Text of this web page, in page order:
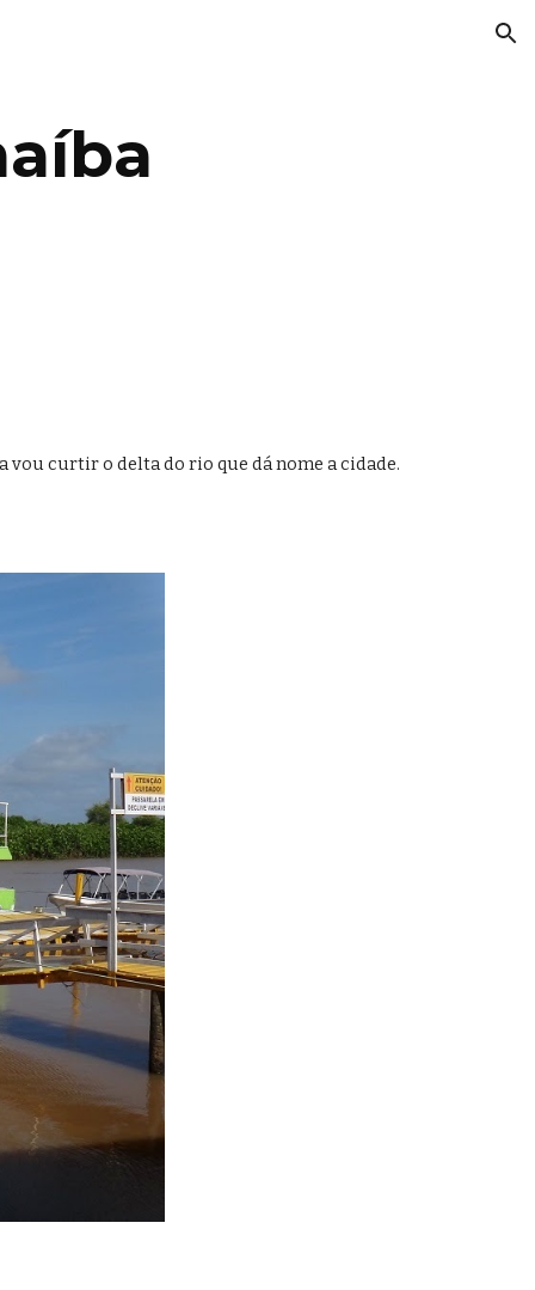
curtir o delta do rio que dá nome a cidade.